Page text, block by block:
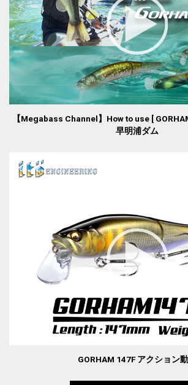
【Megabass Channel】How to use [
早明浦ダム
GORHAM 147F アクション